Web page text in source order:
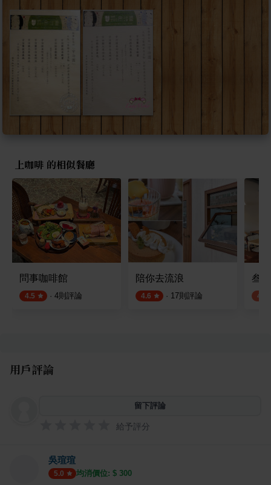
上咖啡 的相似餐廳
問事咖啡館
4.5 · 4則評論
陪你去流浪
4.6 · 17則評論
叁
4.3
用戶評論
留下評論
給予評分
吳瑄瑄
5.0 均消價位: $ 300